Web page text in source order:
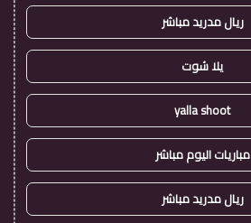
ريال مدريد مباشر
يلا شوت
yalla shoot
مباريات اليوم مباشر
ريال مدريد مباشر